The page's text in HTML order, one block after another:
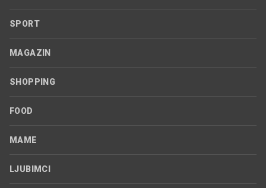
SPORT
MAGAZIN
SHOPPING
FOOD
MAME
LJUBIMCI